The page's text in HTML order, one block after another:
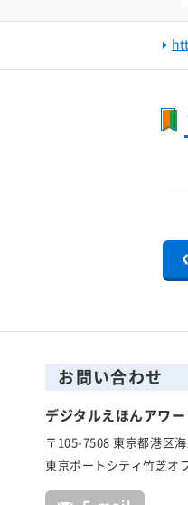
お問い合わせ
デジタルえほんアワ
〒105-7508 東京都港区
東京ポートシティ竹芝